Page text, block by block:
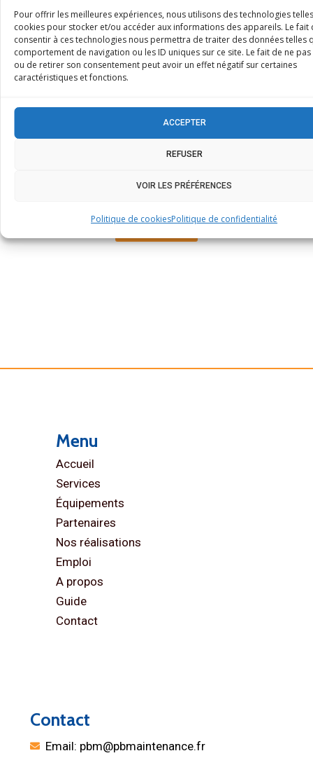
Pour offrir les meilleures expériences, nous utilisons des technologies
cookies pour stocker et/ou accéder aux informations des appareils. Le fait
consentir à ces technologies nous permettra de traiter des données telles
comportement de navigation ou les ID uniques sur ce site. Le fait de ne
ou de retirer son consentement peut avoir un effet négatif sur certaines
caractéristiques et fonctions.
ACCEPTER
REFUSER
VOIR LES PRÉFÉRENCES
Politique de cookiesPolitique de confidentialité
Besoin d’informations sur
cet appareil ?
Notre équipe PB Maintenance est à votre écoute
orienter vers la solution la plus adaptée à votre
CONTACT
Menu
Accueil
Services
Équipements
Partenaires
Nos réalisations
Emploi
A propos
Guide
Contact
Contact
Email: pbm@pbmaintenance.fr